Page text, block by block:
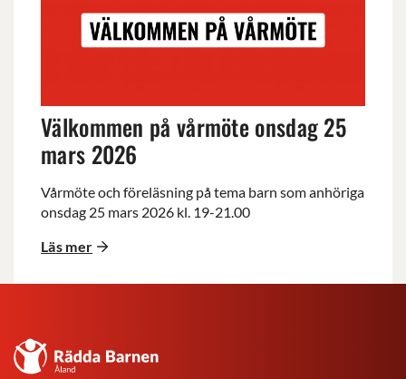
Välkommen på vårmöte onsdag 25
mars 2026
Vårmöte och föreläsning på tema barn som anhöriga
onsdag 25 mars 2026 kl. 19-21.00
Läs mer